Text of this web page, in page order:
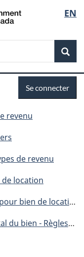
de
la
EN
Se connecter
revenu
de revenu
de location
bien de location
- Règles spéciales